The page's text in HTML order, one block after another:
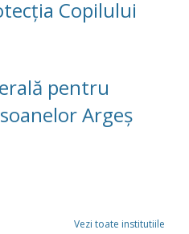
Copilului
pentru
Argeș
Vezi toate institutiile